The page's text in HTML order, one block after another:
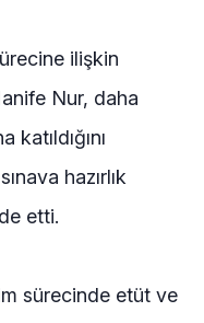
ilişkin
Nur, daha
hazırlık
etti.
sürecinde etüt ve